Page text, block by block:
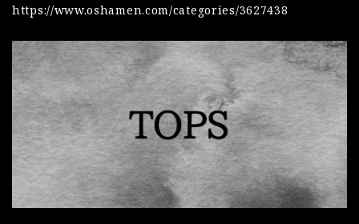
https://www.oshamen.com/categories/3627438